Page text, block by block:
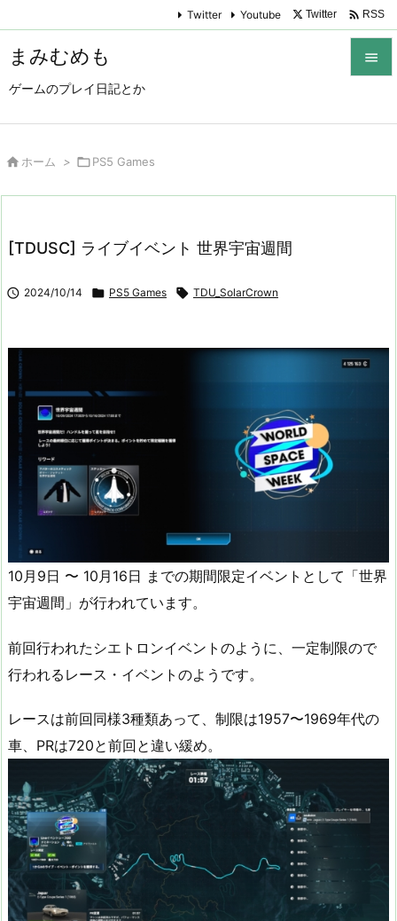
まみむめも
ゲームのプレイ日記とか

Twitter Youtube Twitter  RSS
 ホーム > PS5 Games
[TDUSC] ライブイベント 世界宇宙週間
 2024/10/14  PS5 Games  TDU_SolarCrown
10月9日 〜 10月16日 までの期間限定イベントとして「世界
宇宙週間」が行われています。
前回行われたシエトロンイベントのように、一定制限ので
行われるレース・イベントのようです。
レースは前回同様3種類あって、制限は1957〜1969年代の
車、PRは720と前回と違い緩め。